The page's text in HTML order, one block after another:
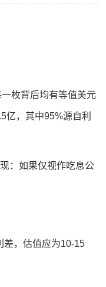
枚背后均有等值美元
亿，其中95%源自利
：如果仅视作吃息公
差，估值应为10-15